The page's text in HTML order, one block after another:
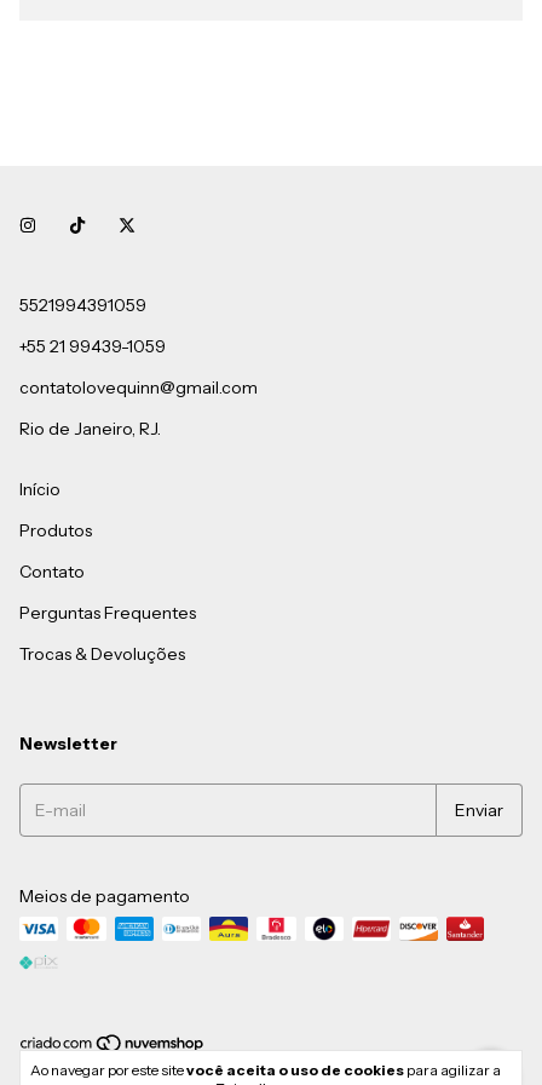
Ao navegar por este sitevocê aceita o uso de cookies para agilizar a
5521994391059
+55 21 99439-1059
contatolovequinn@gmail.com
Rio de Janeiro, RJ.
Início
Produtos
Contato
Perguntas Frequentes
Trocas & Devoluções
Newsletter
Meios de pagamento
Copyright lovequinn - 58771677000103 - 2026. Todos os direitos reservados.